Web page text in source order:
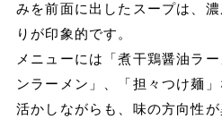
みを前面に出したスープは、
りが印象的です。
メニューには「煮干鶏醤油ラ
ンラーメン」、「担々つけ麺
活かしながらも、味の方向性